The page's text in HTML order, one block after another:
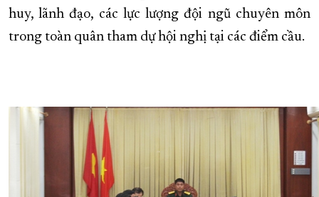
huy, lãnh đạo, các lực lượng đội ngũ chuyên môn
trong toàn quân tham dự hội nghị tại các điểm cầu.